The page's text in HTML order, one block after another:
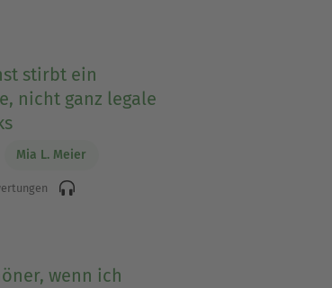
stirbt ein
nicht ganz legale
Mia L. Meier
wenn ich